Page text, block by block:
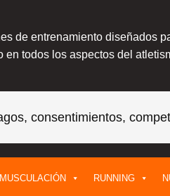
de entrenamiento diseñados
en todos los aspectos del
consentimientos,
MUSCULACIÓN RUNNING